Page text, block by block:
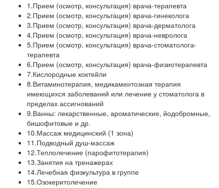
1.Прием (осмотр, консультация) врача-терапевта
2.Прием (осмотр, консультация) врача-гинеколога
3.Прием (осмотр, консультация) врача-дерматолога
4.Прием (осмотр, консультация) врача-невролога
5.Прием (осмотр, консультация) врача-стоматолога-
терапевта
6.Прием (осмотр, консультация) врача-физиотерапевта
7.Кислородные коктейли
8.Витаминотерапия, медикаментозная терапия
имеющихся заболеваний или лечение у стоматолога в
пределах ассигнований
9.Ванны: лекарственные, ароматические, йодобромные,
бишофитовые и др.
10.Массаж медицинский (1 зона)
11.Подводный душ-массаж
12.Теплолечение (парофитотерапия)
13.Занятия на тренажерах
14.Лечебная физкультура в группе
15.Озокеритолечение